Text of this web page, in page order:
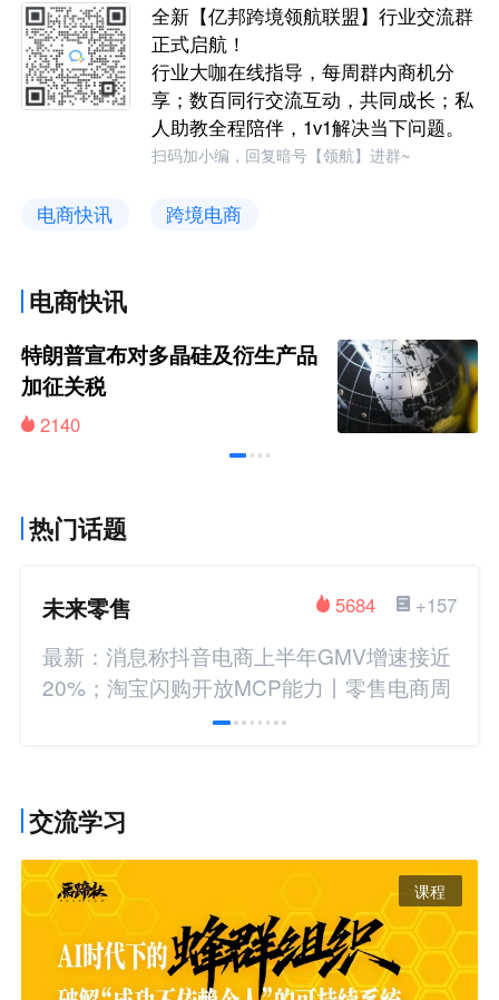
全新【亿邦跨境领航联盟】行业交流群
正式启航！
行业大咖在线指导，每周群内商机分
享；数百同行交流互动，共同成长；私
人助教全程陪伴，1v1解决当下问题。
扫码加小编，回复暗号【领航】进群~
电商快讯 跨境电商
电商快讯
特朗普宣布对多晶硅及衍生产品
加征关税
2140
热门话题
未来零售 +157
5684
最新：消息称抖音电商上半年GMV增速接近
20%；淘宝闪购开放MCP能力丨零售电商周
交流学习
课程